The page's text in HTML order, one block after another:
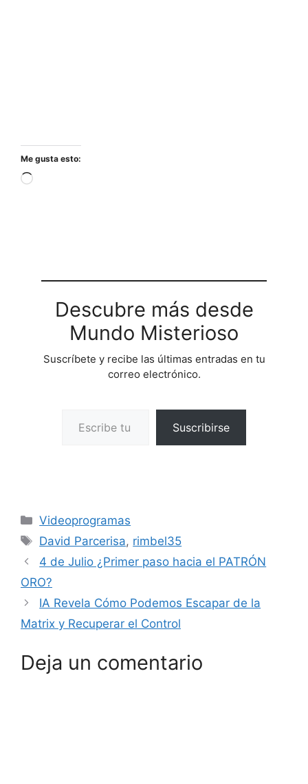
Me gusta esto:
Cargando...
Descubre más desde
Mundo Misterioso
Suscríbete y recibe las últimas entradas en tu
correo electrónico.
Suscribirse
Categorías
Videoprogramas
Etiquetas
David Parcerisa, rimbel35
4 de Julio ¿Primer paso hacia el PATRÓN
ORO?
IA Revela Cómo Podemos Escapar de la
Matrix y Recuperar el Control
Deja un comentario